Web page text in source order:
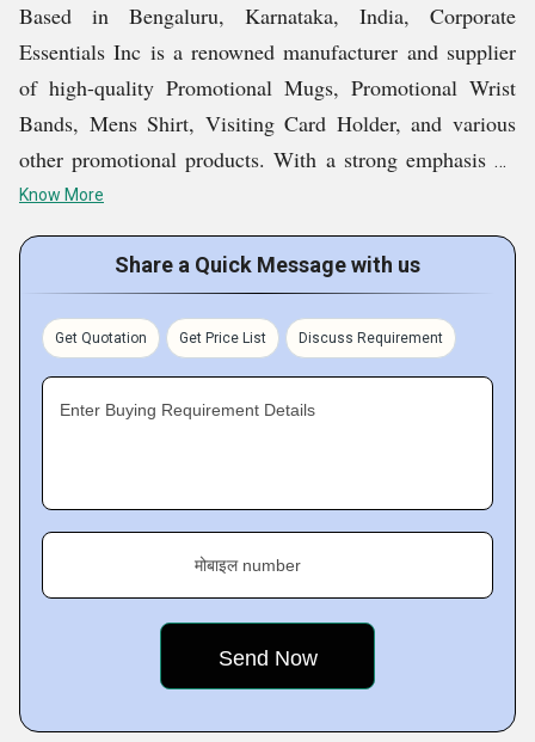
Based in Bengaluru, Karnataka, India, Corporate
Essentials Inc is a renowned manufacturer and supplier
of high-quality Promotional Mugs, Promotional Wrist
Bands, Mens Shirt, Visiting Card Holder, and various
other promotional products. With a strong emphasis on
innovation, quality, and customer satisfaction, we cater
to businesses, corporate clients, and marketing agencies,
providing customized branding solutions. Our state-of-
the-art infrastructure, skilled workforce, and strict quality
control measures ensure that every product meets
industry standards. We have established ourselves as a
trusted name in the promotional product industry,
Key Facts of Corporate Essentials Inc:
Know More
Share a Quick Message with us
Get Quotation Get Price List Discuss Requirement
Enter Buying Requirement Details
मोबाइल number